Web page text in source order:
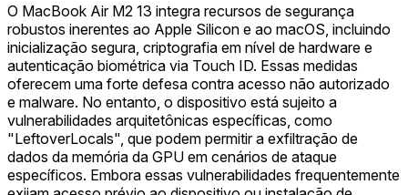
O MacBook Air M2 13 integra recursos de segurança
robustos inerentes ao Apple Silicon e ao macOS, incluindo
inicialização segura, criptografia em nível de hardware e
autenticação biométrica via Touch ID. Essas medidas
oferecem uma forte defesa contra acesso não autorizado
e malware. No entanto, o dispositivo está sujeito a
vulnerabilidades arquitetônicas específicas, como
"LeftoverLocals", que podem permitir a exfiltração de
dados da memória da GPU em cenários de ataque
específicos. Embora essas vulnerabilidades frequentemente